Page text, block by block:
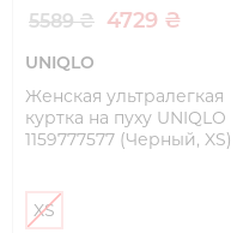
5589 ₴ 4729 ₴
UNIQLO
Женская ультралегкая
куртка на пуху UNIQLO
1159777577 (Черный, XS)
XS